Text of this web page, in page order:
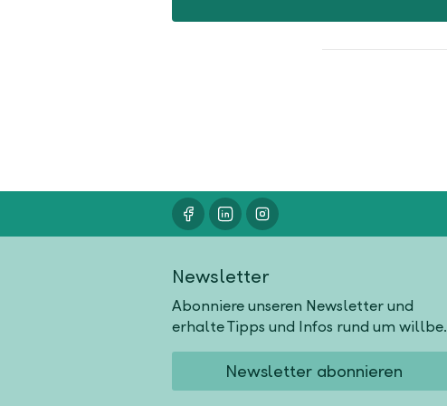
Newsletter
Abonniere unseren Newsletter und
erhalte Tipps und Infos rund um willbe.
Newsletter abonnieren